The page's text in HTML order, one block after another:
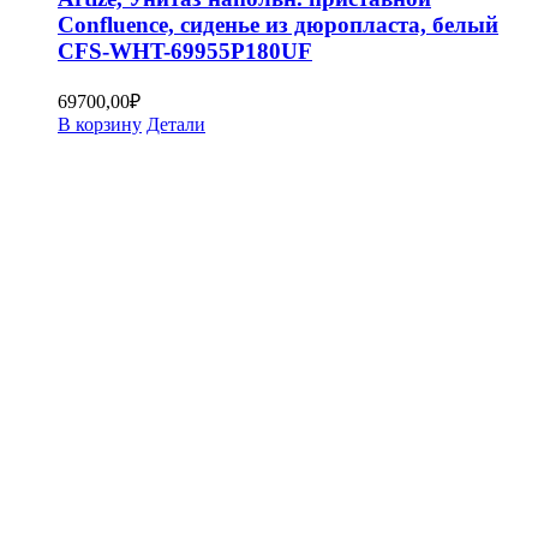
Confluence, сиденье из дюропласта, белый
CFS-WHT-69955P180UF
69700,00₽
В корзину Детали